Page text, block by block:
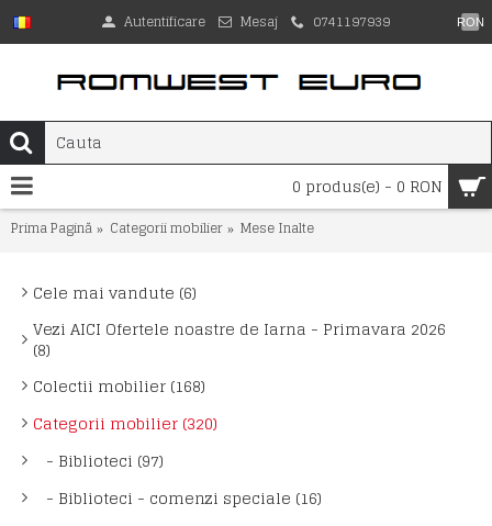
RON
Autentificare Mesaj 0741197939
0 produs(e) - 0 RON
Prima Pagină Categorii mobilier Mese Inalte
Cele mai vandute (6)
Vezi AICI Ofertele noastre de Iarna - Primavara 2026
(8)
Colectii mobilier (168)
Categorii mobilier (320)
- Biblioteci (97)
- Biblioteci - comenzi speciale (16)